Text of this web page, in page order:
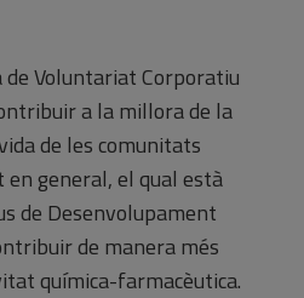
de Voluntariat Corporatiu
a la millora de la
de les comunitats
general, el qual està
de Desenvolupament
de manera més
química-farmacèutica.